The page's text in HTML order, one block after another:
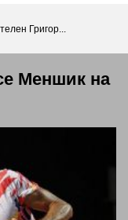
Григор...
Меншик на